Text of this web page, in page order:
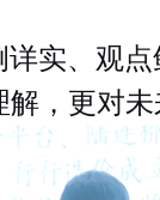
详实、观
解，更对